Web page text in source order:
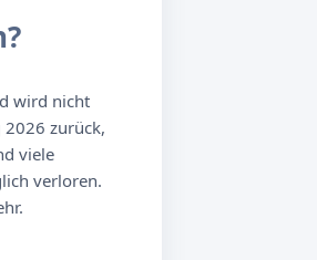
wird nicht
zurück,
viele
verloren.